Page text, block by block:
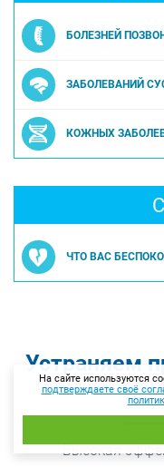
БОЛЕЗНЕЙ
ЗАБОЛЕВАНИЙ
КОЖНЫХ
ЧТО ВАС
Устраняем
Высокая
На сайте используются
подтверждаете своё